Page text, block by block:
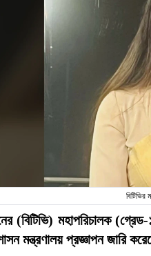
(বিটিভি) মহাপরিচালক
মন্ত্রণালয় প্রজ্ঞাপন জারি